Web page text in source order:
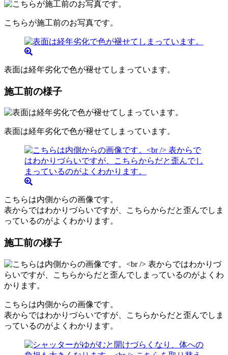
こちらが施工前のお写真です。
表面は経年劣化で色が褪せてしまっています。
施工前の様子
表面は経年劣化で色が褪せてしまっています。
こちらは内側からの画像です。
表からではわかりづらいですが、こちらからだと歪んでしま
っているのがよくわかります。
施工前の様子
こちらは内側からの画像です。
表からではわかりづらいですが、こちらからだと歪んでしま
っているのがよくわかります。